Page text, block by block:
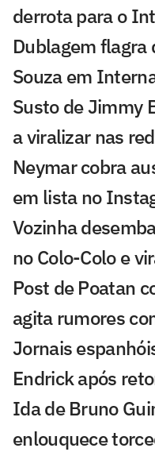
derrota para o
Dublagem flagra
Souza em
Susto de Jimmy
a viralizar nas
Neymar cobra
em lista no
Vozinha
no Colo-Colo e
Post de Poatan
agita rumores
Jornais
Endrick após
Ida de Bruno
enlouquece